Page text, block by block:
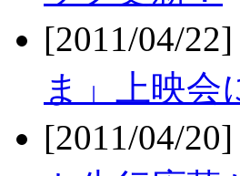
[2011/04/
ま」上映会
[2011/04/